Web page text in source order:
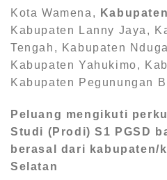
Kota Wamena,
Kabupaten Lanny Jaya,
Tengah, Kabupaten
Kabupaten Yahukimo,
Kabupaten Pegunungan
Peluang mengikuti
Studi (Prodi) S1 PGSD
berasal dari kabupaten/
Selatan